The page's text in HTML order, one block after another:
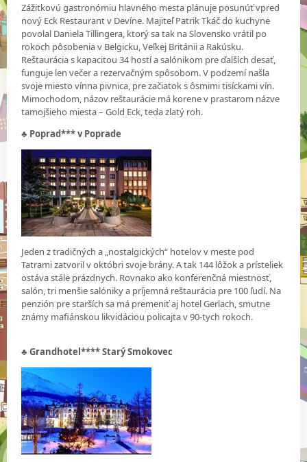
Zážitkovú gastronómiu hlavného mesta plánuje posunúť vpred
nový Eck Restaurant v Devíne. Majiteľ Patrik Tkáč do kuchyne
povolal Daniela Tillingera, ktorý sa tak na Slovensko vrátil po
rokoch pôsobenia v Belgicku, Veľkej Británii a Rakúsku.
Reštaurácia s kapacitou 34 hostí a salónikom pre ďalších desať,
funguje len večer a rezervačným spôsobom. V podzemí našla
svoje miesto vínna pivnica, pre začiatok s ôsmimi tisíckami vín.
Mimochodom, názov reštaurácie má korene v prastarom názve
tamojšieho miesta – Gold Eck, teda zlatý roh.
♣ Poprad*** v Poprade
Jeden z tradičných a „nostalgických“ hotelov v meste pod
Tatrami zatvoril v októbri svoje brány. A tak 144 lôžok a prísteliek
ostáva stále prázdnych. Rovnako ako konferenčná miestnosť,
salón, tri menšie salóniky a príjemná reštaurácia pre 100 ľudí. Na
penzión pre starších sa má premeniť aj hotel Gerlach, smutne
známy mafiánskou likvidáciou policajta v 90-tych rokoch.
♣Grandhotel**** Starý Smokovec